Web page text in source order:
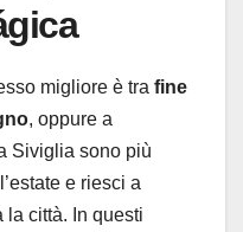
migliore è tra fine
, oppure a
Siviglia sono più
e riesci a
città. In questi